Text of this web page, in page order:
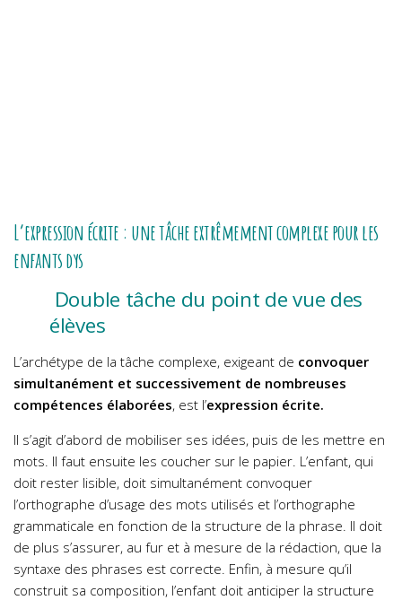
L’expression écrite : une tâche extrêmement complexe pour les
enfants dys
Double tâche du point de vue des
élèves
L’archétype de la tâche complexe, exigeant de convoquer
simultanément et successivement de nombreuses
compétences élaborées, est l’expression écrite.
Il s’agit d’abord de mobiliser ses idées, puis de les mettre en
mots. Il faut ensuite les coucher sur le papier. L’enfant, qui
doit rester lisible, doit simultanément convoquer
l’orthographe d’usage des mots utilisés et l’orthographe
grammaticale en fonction de la structure de la phrase. Il doit
de plus s’assurer, au fur et à mesure de la rédaction, que la
syntaxe des phrases est correcte. Enfin, à mesure qu’il
construit sa composition, l’enfant doit anticiper la structure